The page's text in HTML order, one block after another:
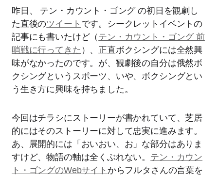
昨日、 テン・カウント・ゴング の初日を観劇し
た直後のツイート です。シークレットイベントの
記事にも書いたけど（ テン・カウント・ゴング 前
哨戦に行ってきた ）、正直ボクシングには全然興
味がなかったのです。が、観劇後の自分は俄然ボ
クシングというスポーツ、いや、ボクシングとい
う生き方に興味を持ちました。
今回はチラシにストーリーが書かれていて、芝居
的にはそのストーリーに対して忠実に進みます。
あ、展開的には「おいおい、お」な部分はありま
すけど、物語の軸は全くぶれない。 テン・カウン
ト・ゴングのWebサイト からフルタさんの言葉を